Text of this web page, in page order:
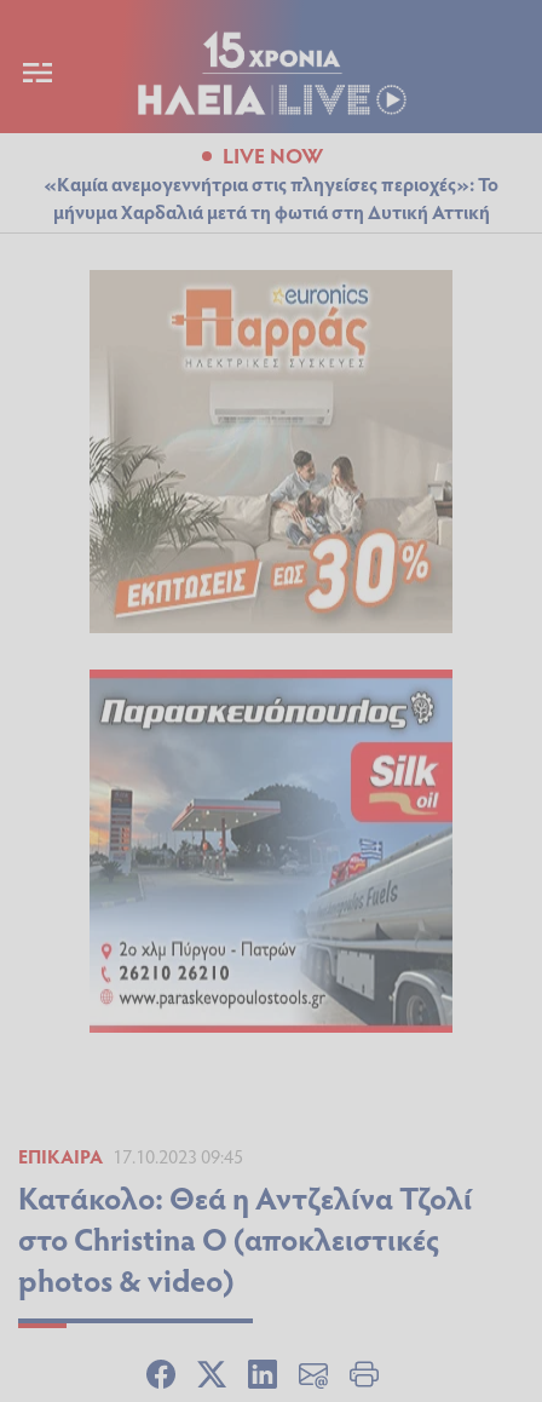
LIVE NOW
«Καμία ανεμογεννήτρια στις πληγείσες περιοχές»: Το
μήνυμα Χαρδαλιά μετά τη φωτιά στη Δυτική Αττική
ΕΠΊΚΑΙΡΑ 17.10.2023 09:45
Κατάκολο: Θεά η Αντζελίνα Τζολί
στο Christina O (αποκλειστικές
photos & video)